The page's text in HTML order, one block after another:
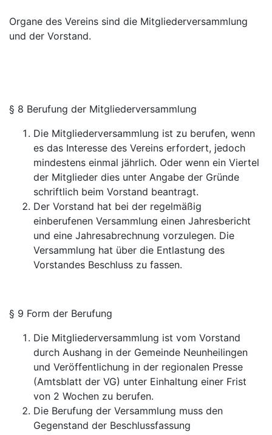
Organe des Vereins sind die Mitgliederversammlung
und der Vorstand.
§ 8 Berufung der Mitgliederversammlung
Die Mitgliederversammlung ist zu berufen, wenn
es das Interesse des Vereins erfordert, jedoch
mindestens einmal jährlich. Oder wenn ein Viertel
der Mitglieder dies unter Angabe der Gründe
schriftlich beim Vorstand beantragt.
Der Vorstand hat bei der regelmäßig
einberufenen Versammlung einen Jahresbericht
und eine Jahresabrechnung vorzulegen. Die
Versammlung hat über die Entlastung des
Vorstandes Beschluss zu fassen.
§ 9 Form der Berufung
Die Mitgliederversammlung ist vom Vorstand
durch Aushang in der Gemeinde Neunheilingen
und Veröffentlichung in der regionalen Presse
(Amtsblatt der VG) unter Einhaltung einer Frist
von 2 Wochen zu berufen.
Die Berufung der Versammlung muss den
Gegenstand der Beschlussfassung